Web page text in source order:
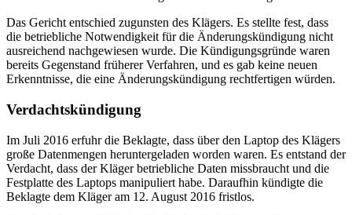
Das Gericht entschied zugunsten des Klägers. Es stellte fest, dass
die betriebliche Notwendigkeit für die Änderungskündigung nicht
ausreichend nachgewiesen wurde. Die Kündigungsgründe waren
bereits Gegenstand früherer Verfahren, und es gab keine neuen
Erkenntnisse, die eine Änderungskündigung rechtfertigen würden.
Verdachtskündigung
Im Juli 2016 erfuhr die Beklagte, dass über den Laptop des Klägers
große Datenmengen heruntergeladen worden waren. Es entstand der
Verdacht, dass der Kläger betriebliche Daten missbraucht und die
Festplatte des Laptops manipuliert habe. Daraufhin kündigte die
Beklagte dem Kläger am 12. August 2016 fristlos.